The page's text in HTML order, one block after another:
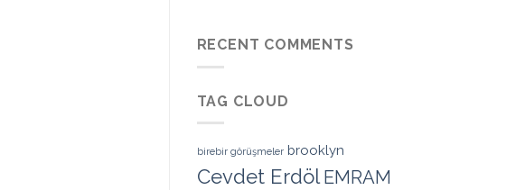
RECENT COMMENTS
TAG CLOUD
birebir görüşmeler brooklyn
Cevdet Erdöl EMRAM